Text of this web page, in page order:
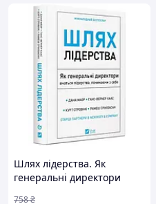
Шлях лідерства. Як
генеральні директори
758₴